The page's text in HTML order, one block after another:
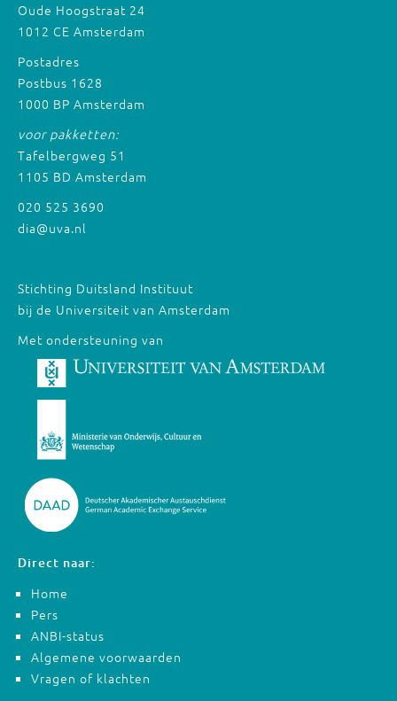
Oude Hoogstraat 24
1012 CE Amsterdam
Postadres
Postbus 1628
1000 BP Amsterdam
voor pakketten:
Tafelbergweg 51
1105 BD Amsterdam
020 525 3690
dia@uva.nl
Stichting Duitsland Instituut
bij de Universiteit van Amsterdam
Met ondersteuning van
Direct naar:
Home
Pers
ANBI-status
Algemene voorwaarden
Vragen of klachten